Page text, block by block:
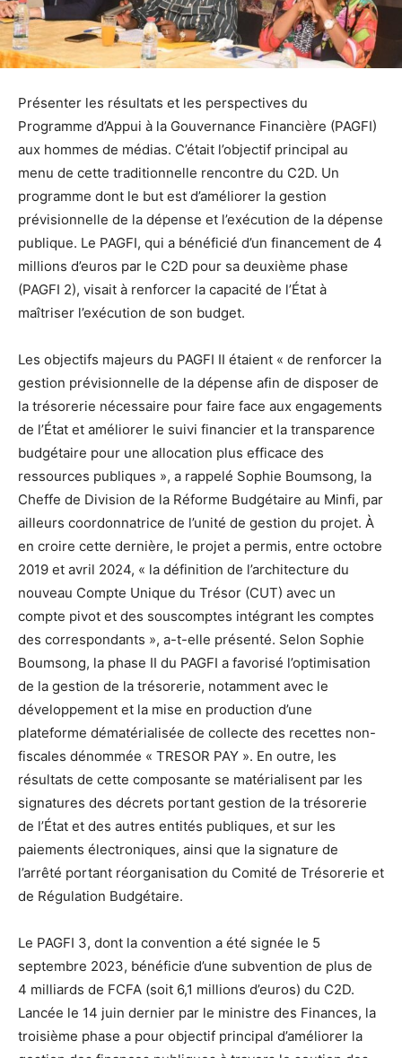
Présenter les résultats et les perspectives du
Programme d’Appui à la Gouvernance Financière (PAGFI)
aux hommes de médias. C’était l’objectif principal au
menu de cette traditionnelle rencontre du C2D. Un
programme dont le but est d’améliorer la gestion
prévisionnelle de la dépense et l’exécution de la dépense
publique. Le PAGFI, qui a bénéficié d’un financement de 4
millions d’euros par le C2D pour sa deuxième phase
(PAGFI 2), visait à renforcer la capacité de l’État à
maîtriser l’exécution de son budget.
Les objectifs majeurs du PAGFI II étaient « de renforcer la
gestion prévisionnelle de la dépense afin de disposer de
la trésorerie nécessaire pour faire face aux engagements
de l’État et améliorer le suivi financier et la transparence
budgétaire pour une allocation plus efficace des
ressources publiques », a rappelé Sophie Boumsong, la
Cheffe de Division de la Réforme Budgétaire au Minfi, par
ailleurs coordonnatrice de l’unité de gestion du projet. À
en croire cette dernière, le projet a permis, entre octobre
2019 et avril 2024, « la définition de l’architecture du
nouveau Compte Unique du Trésor (CUT) avec un
compte pivot et des souscomptes intégrant les comptes
des correspondants », a-t-elle présenté. Selon Sophie
Boumsong, la phase II du PAGFI a favorisé l’optimisation
de la gestion de la trésorerie, notamment avec le
développement et la mise en production d’une
plateforme dématérialisée de collecte des recettes non-
fiscales dénommée « TRESOR PAY ». En outre, les
résultats de cette composante se matérialisent par les
signatures des décrets portant gestion de la trésorerie
de l’État et des autres entités publiques, et sur les
paiements électroniques, ainsi que la signature de
l’arrêté portant réorganisation du Comité de Trésorerie et
de Régulation Budgétaire.
Le PAGFI 3, dont la convention a été signée le 5
septembre 2023, bénéficie d’une subvention de plus de
4 milliards de FCFA (soit 6,1 millions d’euros) du C2D.
Lancée le 14 juin dernier par le ministre des Finances, la
troisième phase a pour objectif principal d’améliorer la